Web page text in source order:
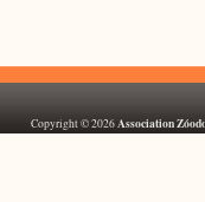
Copyright © 2026Association